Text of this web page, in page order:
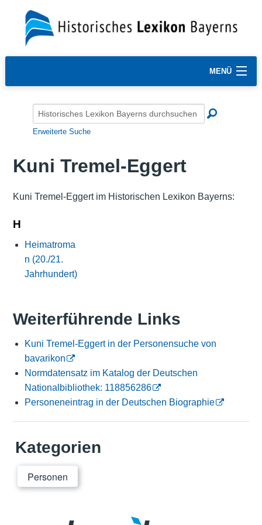
MENÜ
Erweiterte Suche
Kuni Tremel-Eggert
Kuni Tremel-Eggert im Historischen Lexikon Bayerns:
H
Heimatroma
n (20./21.
Jahrhundert)
Weiterführende Links
Kuni Tremel-Eggert in der Personensuche von
bavarikon
Normdatensatz im Katalog der Deutschen
Nationalbibliothek: 118856286
Personeneintrag in der Deutschen Biographie
Kategorien
Personen